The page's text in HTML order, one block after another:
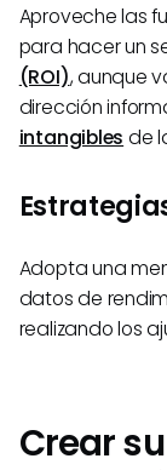
Aproveche las
para hacer un
(ROI), aunque
dirección
intangibles de
Adopta una
datos de
realizando los
Crear